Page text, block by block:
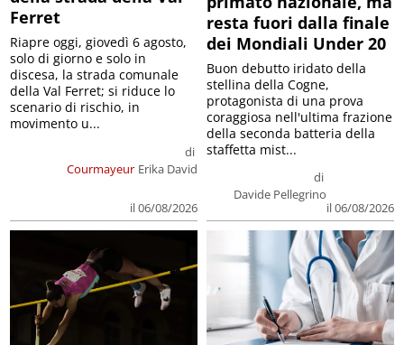
Ferret
Courmayeur
di
Erika David
il 06/08/2026
Riapre oggi, giovedì 6 agosto,
solo di giorno e solo in
discesa, la strada comunale
della Val Ferret; si riduce lo
scenario di rischio, in
movimento u...
resta fuori dalla finale
dei Mondiali Under 20
di
Davide Pellegrino
il 06/08/2026
Buon debutto iridato della
stellina della Cogne,
protagonista di una prova
coraggiosa nell'ultima frazione
della seconda batteria della
staffetta mist...